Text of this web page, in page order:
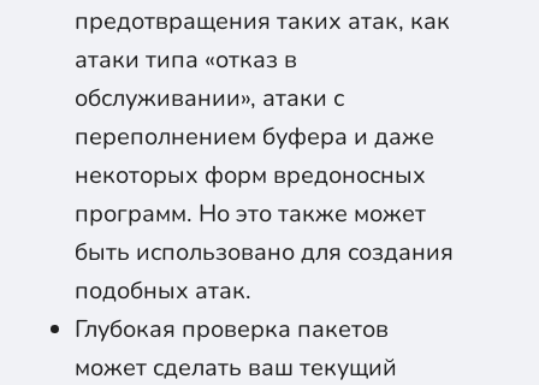
предотвращения таких атак, как
атаки типа «отказ в
обслуживании», атаки с
переполнением буфера и даже
некоторых форм вредоносных
программ. Но это также может
быть использовано для создания
подобных атак.
Глубокая проверка пакетов
может сделать ваш текущий